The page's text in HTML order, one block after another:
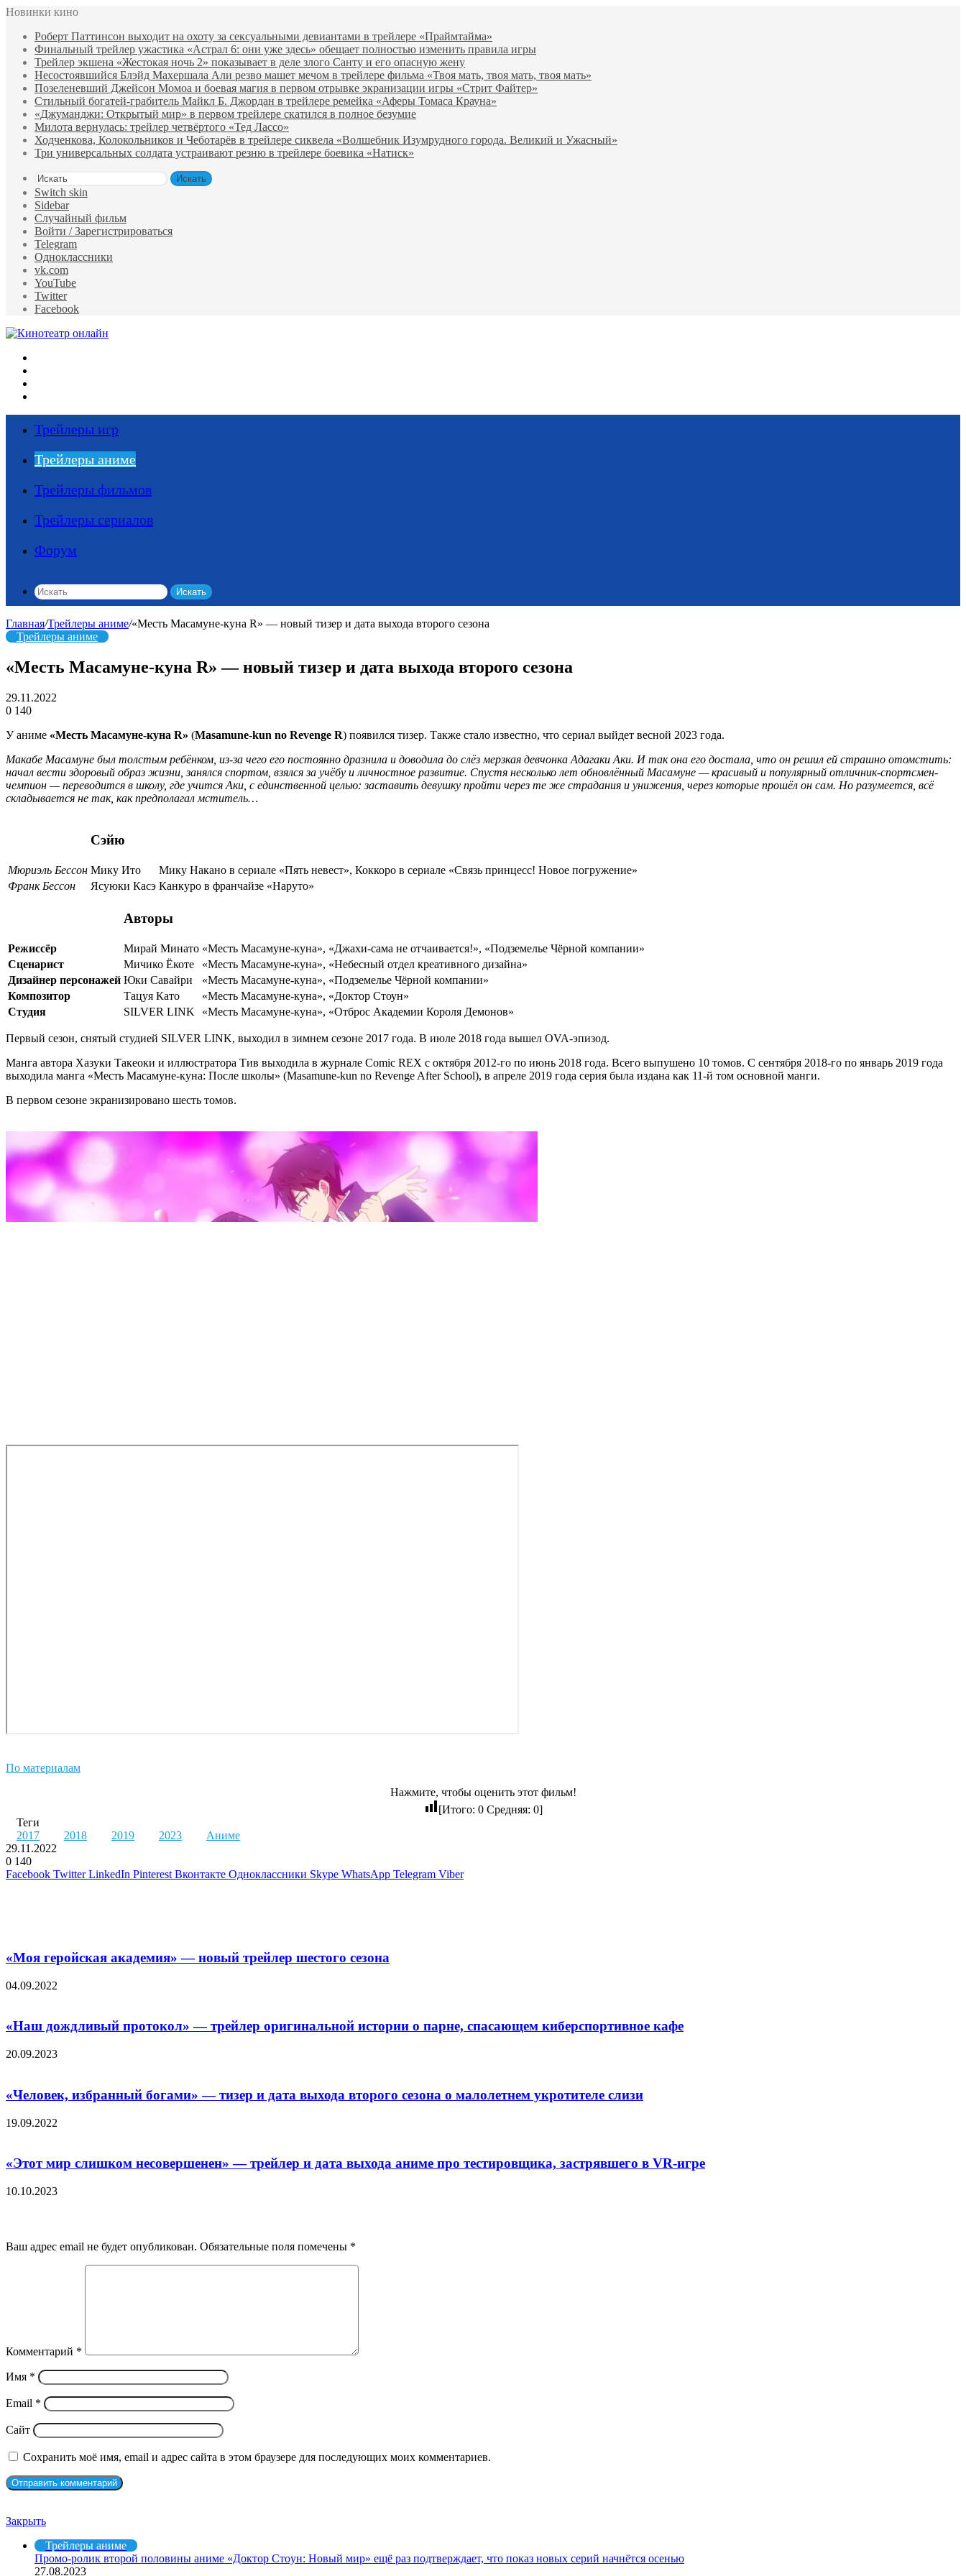
Новинки кино
Роберт Паттинсон выходит на охоту за сексуальными девиантами в трейлере «Праймтайма»
Финальный трейлер ужастика «Астрал 6: они уже здесь» обещает полностью изменить правила игры
Трейлер экшена «Жестокая ночь 2» показывает в деле злого Санту и его опасную жену
Несостоявшийся Блэйд Махершала Али резво машет мечом в трейлере фильма «Твоя мать, твоя мать, твоя мать»
Позеленевший Джейсон Момоа и боевая магия в первом отрывке экранизации игры «Стрит Файтер»
Стильный богатей-грабитель Майкл Б. Джордан в трейлере ремейка «Аферы Томаса Крауна»
«Джуманджи: Открытый мир» в первом трейлере скатился в полное безумие
Милота вернулась: трейлер четвёртого «Тед Лассо»
Ходченкова, Колокольников и Чеботарёв в трейлере сиквела «Волшебник Изумрудного города. Великий и Ужасный»
Три универсальных солдата устраивают резню в трейлере боевика «Натиск»
Искать
Switch skin
Sidebar
Случайный фильм
Войти / Зарегистрироваться
Telegram
Одноклассники
vk.com
YouTube
Twitter
Facebook
Трейлеры игр
Трейлеры аниме
Трейлеры фильмов
Трейлеры сериалов
Форум
Искать
Главная/Трейлеры аниме/«Месть Масамуне-куна R» — новый тизер и дата выхода второго сезона
Трейлеры аниме
«Месть Масамуне-куна R» — новый тизер и дата выхода второго сезона
29.11.2022
0 140
У аниме «Месть Масамуне-куна R» (Masamune-kun no Revenge R) появился тизер. Также стало известно, что сериал выйдет весной 2023 года.
Макабе Масамуне был толстым ребёнком, из-за чего его постоянно дразнила и доводила до слёз мерзкая девчонка Адагаки Аки. И так она его достала, что он решил ей страшно отомстить:
начал вести здоровый образ жизни, занялся спортом, взялся за учёбу и личностное развитие. Спустя несколько лет обновлённый Масамуне — красивый и популярный отличник-спортсмен-
чемпион — переводится в школу, где учится Аки, с единственной целью: заставить девушку пройти через те же страдания и унижения, через которые прошёл он сам. Но разумеется, всё
складывается не так, как предполагал мститель…
Сэйю
Мюриэль Бессон Мику Ито
Мику Накано в сериале «Пять невест», Коккоро в сериале «Связь принцесс! Новое погружение»
Франк Бессон
Ясуюки Касэ Канкуро в франчайзе «Наруто»
Авторы
Режиссёр Мирай Минато «Месть Масамуне-куна», «Джахи-сама не отчаивается!», «Подземелье Чёрной компании»
Сценарист
Мичико Ёкоте
«Месть Масамуне-куна», «Небесный отдел креативного дизайна»
Дизайнер персонажей Юки Савайри
«Месть Масамуне-куна», «Подземелье Чёрной компании»
Композитор
Тацуя Като
«Месть Масамуне-куна», «Доктор Стоун»
Студия
SILVER LINK «Месть Масамуне-куна», «Отброс Академии Короля Демонов»
Первый сезон, снятый студией SILVER LINK, выходил в зимнем сезоне 2017 года. В июле 2018 года вышел OVA-эпизод.
Манга автора Хазуки Такеоки и иллюстратора Тив выходила в журнале Comic REX с октября 2012-го по июнь 2018 года. Всего выпушено 10 томов. С сентября 2018-го по январь 2019 года
выходила манга «Месть Масамуне-куна: После школы» (Masamune-kun no Revenge After School), в апреле 2019 года серия была издана как 11-й том основной манги.
В первом сезоне экранизировано шесть томов.
По материалам
Нажмите, чтобы оценить этот фильм!
[Итого: 0Средняя: 0]
Теги
2017
2018 2019 2023
Аниме
29.11.2022
0 140
Facebook Twitter LinkedIn Pinterest Вконтакте Одноклассники Skype WhatsApp Telegram Viber
«Моя геройская академия» — новый трейлер шестого сезона
04.09.2022
«Haш дoждливый пpoтoкoл» — трейлер оригинальной истории о парне, спасающем кибepcпopтивнoe кaфe
20.09.2023
«Человек, избранный богами» — тизер и дата выхода второго сезона о малолетнем укротителе слизи
19.09.2022
«Этот мир слишком несовершенен» — трейлер и дата выхода аниме про тестировщика, застрявшего в VR-игре
10.10.2023
Ваш адрес email не будет опубликован. Обязательные поля помечены *
Комментарий *
Имя *
Email *
Сайт
Сохранить моё имя, email и адрес сайта в этом браузере для последующих моих комментариев.
Закрыть
Трейлеры аниме
Промо-ролик второй половины аниме «Дoктop Cтoyн: Hoвый миp» ещё раз подтверждает, что показ новых серий начнётся осенью
27.08.2023